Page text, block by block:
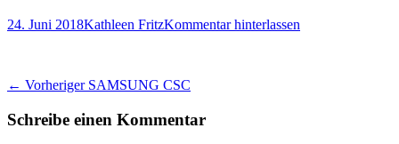
Veröffentlicht
24. Juni 2018Autor
Kathleen FritzKommentar hinterlassen
Beitragsnavigation
← Vorheriger Vorheriger
SAMSUNG CSC
Schreibe einen Kommentar